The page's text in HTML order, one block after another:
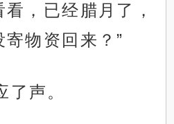
，已经腊月了，
物资回来？”
了声。